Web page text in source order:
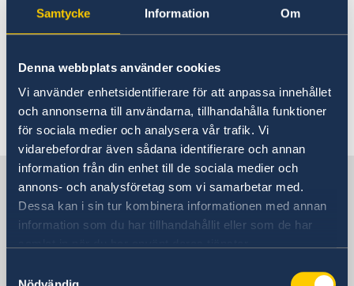
Samtycke Information Om
Denna webbplats använder cookies
Vi använder enhetsidentifierare för att anpassa innehållet
och annonserna till användarna, tillhandahålla funktioner
för sociala medier och analysera vår trafik. Vi
vidarebefordrar även sådana identifierare och annan
information från din enhet till de sociala medier och
annons- och analysföretag som vi samarbetar med.
Dessa kan i sin tur kombinera informationen med annan
information som du har tillhandahållit eller som de har
Akut hjälp
Ambassadens reseinformation
Aktuella händelser
Terrorism
Naturförhållanden och katastrofer
In- och utresebestämmelser
Hälso- och sjukvård
Lokala lagar och sedvänjor
Kriminalitet och personlig säkerhet
Trafiksäkerhet
Försäkringsskydd
Övriga upplysningar
resor i området bör man dock kontrollera
vädersituationen noga då det är säsong för
tropiska oväder.
Senast uppdaterad 03 aug. 2026, 10.45
Sverige i Fiji
Sveriges ambassad